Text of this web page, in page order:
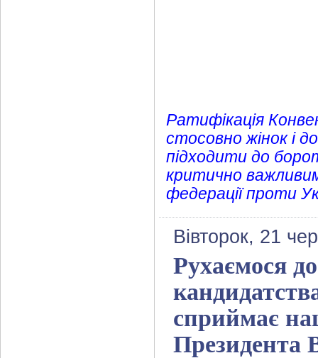
Ратифікація
стосовно жінок і
підходити до
критично
федерації проти
Вівторок, 21
Рухаємося
сприймає
Президента